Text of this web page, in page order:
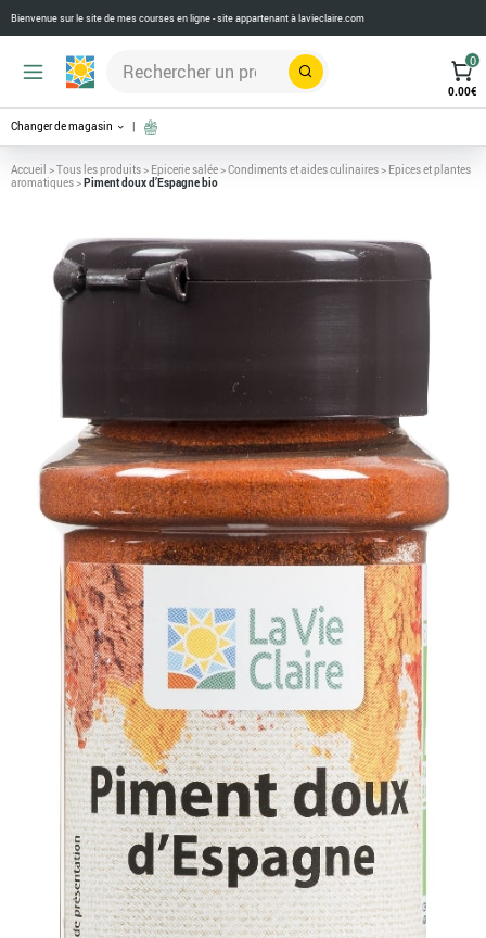
Bienvenue sur le site de mes courses en ligne - site appartenant àlavieclaire.com
Rechercher
0
0.00€
Changer de magasin
Accueil >Tous les produits> Epicerie salée>Condiments et aides culinaires> Epices et plantes
aromatiques>Piment doux d’Espagne bio